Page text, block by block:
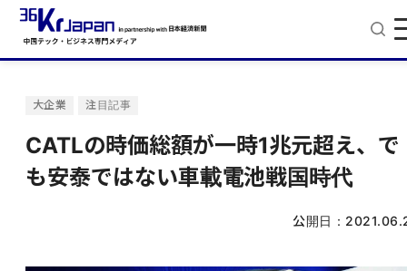
大企業 注目記事
CATLの時価総額が一時1兆元超え、で
も安泰ではない車載電池戦国時代
公開日：